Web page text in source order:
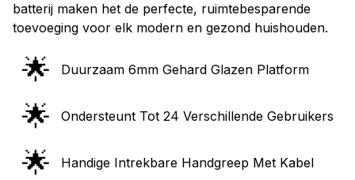
toevoeging voor elk modern en gezond huishouden.
🌟
🌟
🌟